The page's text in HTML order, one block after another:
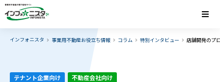
インフォニスタ 事業用不動産お役立ち情報 コラム 特別インタビュー 店舗開発のプ
テナント企業向け 不動産会社向け